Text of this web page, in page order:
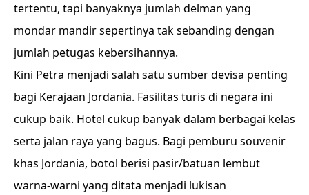
tertentu, tapi banyaknya jumlah delman yang
mondar mandir sepertinya tak sebanding dengan
jumlah petugas kebersihannya.
Kini Petra menjadi salah satu sumber devisa penting
bagi Kerajaan Jordania. Fasilitas turis di negara ini
cukup baik. Hotel cukup banyak dalam berbagai kelas
serta jalan raya yang bagus. Bagi pemburu souvenir
khas Jordania, botol berisi pasir/batuan lembut
warna-warni yang ditata menjadi lukisan